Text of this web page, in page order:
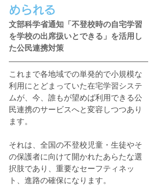
められる
文部科学省通知「不登校時の自宅学習
を学校の出席扱いとできる」を活用し
た公民連携対策
これまで各地域での単発的で小規模な
利用にとどまっていた在宅学習システ
ムが、今、誰もが望めば利用できる公
民連携のサービスへと変容しつつあり
ます。
それは、全国の不登校児童・生徒やそ
の保護者に向けて開かれたあらたな選
択肢であり、重要なセーフティネッ
ト、進路の確保になります。